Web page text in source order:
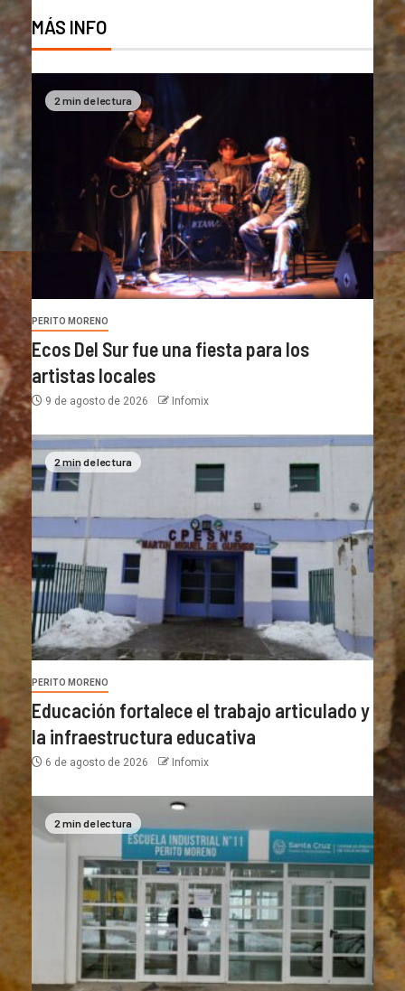
MÁS INFO
2 min de lectura
PERITO MORENO
Ecos Del Sur fue una fiesta para los
artistas locales
9 de agosto de 2026 Infomix
2 min de lectura
PERITO MORENO
Educación fortalece el trabajo articulado y
la infraestructura educativa
6 de agosto de 2026 Infomix
2 min de lectura